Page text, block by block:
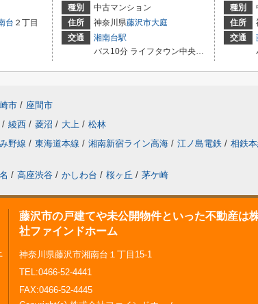
台 ２丁目
種別
中古マンション
住所
神奈川県藤沢市大庭
交通
湘南台駅
バス10分 ライフタウン中央（神奈川県） 停歩4分
種別
住所
交通
市 / 座間市
/ 綾西 / 菱沼 / 大上 / 松林
野線 / 東海道本線 / 湘南新宿ライン高海 / 江ノ島電鉄 / 相鉄
/ 高座渋谷 / かしわ台 / 桜ヶ丘 / 茅ケ崎
藤沢市の戸建てや未公開物件といった不動産は
社ファインドホーム
神奈川県藤沢市湘南台１丁目15-1
TEL:0466-52-4441
FAX:0466-52-4445